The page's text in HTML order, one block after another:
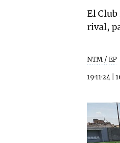
El
rival,
NTM / EP
19·11·24